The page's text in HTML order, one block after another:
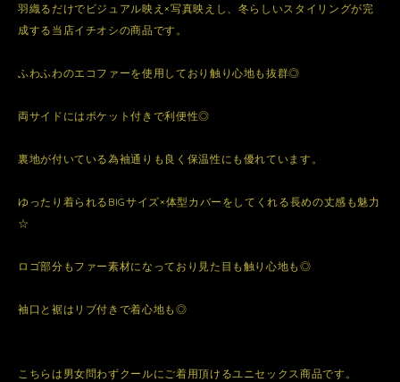
羽織るだけでビジュアル映え×写真映えし、冬らしいスタイリングが完
成する当店イチオシの商品です。
ふわふわのエコファーを使用しており触り心地も抜群◎
両サイドにはポケット付きで利便性◎
裏地が付いている為袖通りも良く保温性にも優れています。
ゆったり着られるBIGサイズ×体型カバーをしてくれる長めの丈感も魅力
☆
ロゴ部分もファー素材になっており見た目も触り心地も◎
袖口と裾はリブ付きで着心地も◎
こちらは男女問わずクールにご着用頂けるユニセックス商品です。